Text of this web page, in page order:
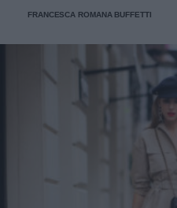
FRANCESCA ROMANA BUFFETTI